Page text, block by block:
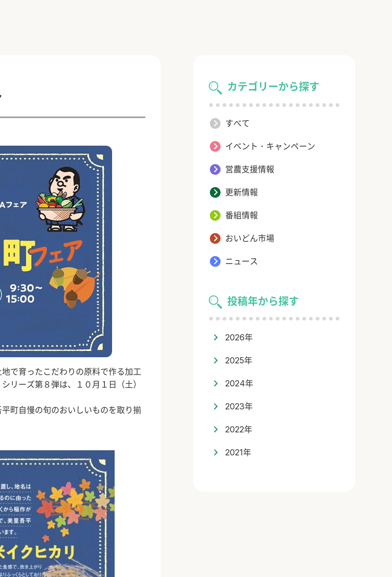
カテゴリーから探す
すべて
イベント・キャンペーン
営農支援情報
更新情報
番組情報
おいどん市場
ニュース
投稿年から探す
2026年
2025年
2024年
2023年
2022年
2021年
で育ったこだわりの原料で作る加工
リーズ第８弾は、１０月１日（土）
町自慢の旬のおいしいものを取り揃